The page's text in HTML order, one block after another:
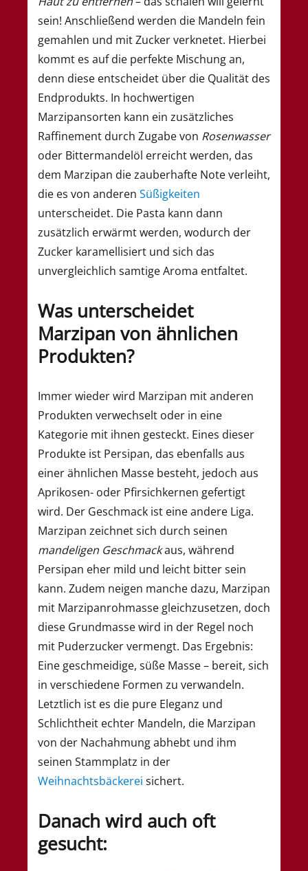
sein! Anschließend werden die Mandeln fein
gemahlen und mit Zucker verknetet. Hierbei
kommt es auf die perfekte Mischung an,
denn diese entscheidet über die Qualität des
Endprodukts. In hochwertigen
Marzipansorten kann ein zusätzliches
Raffinement durch Zugabe von Rosenwasser
oder Bittermandelöl erreicht werden, das
dem Marzipan die zauberhafte Note verleiht,
die es von anderen Süßigkeiten
unterscheidet. Die Pasta kann dann
zusätzlich erwärmt werden, wodurch der
Zucker karamellisiert und sich das
unvergleichlich samtige Aroma entfaltet.
Was unterscheidet
Marzipan von ähnlichen
Produkten?
Immer wieder wird Marzipan mit anderen
Produkten verwechselt oder in eine
Kategorie mit ihnen gesteckt. Eines dieser
Produkte ist Persipan, das ebenfalls aus
einer ähnlichen Masse besteht, jedoch aus
Aprikosen- oder Pfirsichkernen gefertigt
wird. Der Geschmack ist eine andere Liga.
Marzipan zeichnet sich durch seinen
mandeligen Geschmackaus, während
Persipan eher mild und leicht bitter sein
kann. Zudem neigen manche dazu, Marzipan
mit Marzipanrohmasse gleichzusetzen, doch
diese Grundmasse wird in der Regel noch
mit Puderzucker vermengt. Das Ergebnis:
Eine geschmeidige, süße Masse – bereit, sich
in verschiedene Formen zu verwandeln.
Letztlich ist es die pure Eleganz und
Schlichtheit echter Mandeln, die Marzipan
von der Nachahmung abhebt und ihm
seinen Stammplatz in der
Weihnachtsbäckerei sichert.
Danach wird auch oft
gesucht: